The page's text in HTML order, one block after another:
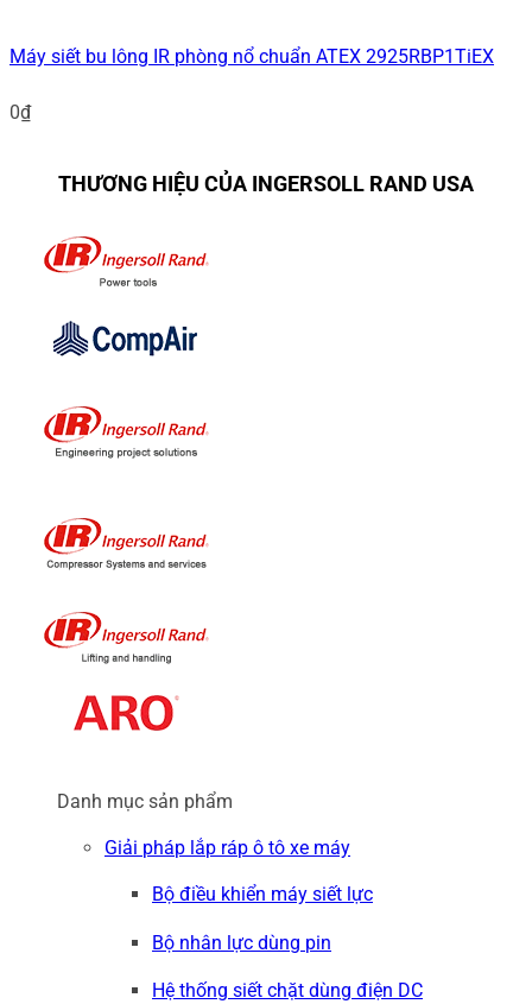
Máy siết bu lông IR phòng nổ chuẩn ATEX 2925RBP1TiEX
0₫
THƯƠNG HIỆU CỦA INGERSOLL RAND USA
Danh mục sản phẩm
Giải pháp lắp ráp ô tô xe máy
Bộ điều khiển máy siết lực
Bộ nhân lực dùng pin
Hệ thống siết chặt dùng điện DC